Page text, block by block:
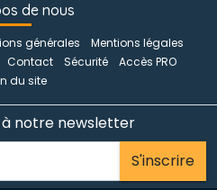
de nous
générales
Mentions légales
Contact Sécurité
Accès PRO
du site
notre newsletter
S'inscrire